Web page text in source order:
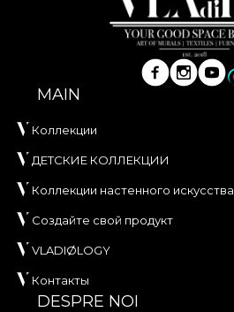
MAIN
Коллекции
ДЕТСКИЕ КОЛЛЕКЦИИ
Коллекции настенного искусства
Создайте свой продукт
VLADIØLOGY
Контакты
DESPRE NOI